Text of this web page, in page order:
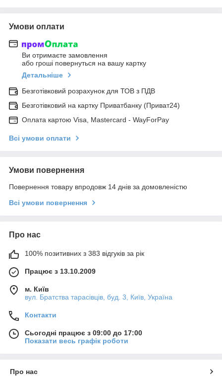
Умови оплати
Ви отримаєте замовлення
або гроші повернуться на вашу картку
Детальніше
Безготівковий розрахунок для ТОВ з ПДВ
Безготівковий на картку Приватбанку (Приват24)
Оплата картою Visa, Mastercard - WayForPay
Всі умови оплати
Умови повернення
Повернення товару впродовж 14 днів за домовленістю
Всі умови повернення
Про нас
100% позитивних з 383 відгуків за рік
Працює з 13.10.2009
м. Київ
вул. Братства тарасівців, буд. 3, Київ, Україна
Контакти
Сьогодні працює з 09:00 до 17:00
Показати весь графік роботи
Про нас